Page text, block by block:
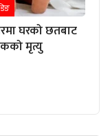
घरको छतबाट
मृत्यु